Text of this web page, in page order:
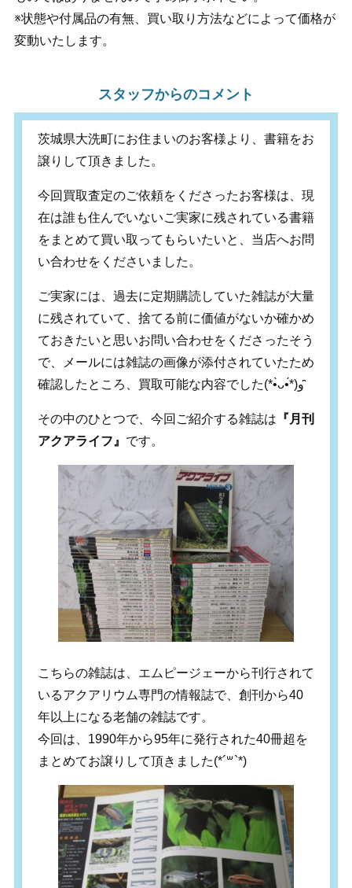
※状態や付属品の有無、買い取り方法などによって価格が
変動いたします。
スタッフからのコメント
茨城県大洗町にお住まいのお客様より、書籍をお
譲りして頂きました。
今回買取査定のご依頼をくださったお客様は、現
在は誰も住んでいないご実家に残されている書籍
をまとめて買い取ってもらいたいと、当店へお問
い合わせをくださいました。
ご実家には、過去に定期購読していた雑誌が大量
に残されていて、捨てる前に価値がないか確かめ
ておきたいと思いお問い合わせをくださったそう
で、メールには雑誌の画像が添付されていたため
確認したところ、買取可能な内容でした(*•̀ᴗ•́*)و ̑̑
その中のひとつで、今回ご紹介する雑誌は 『月刊
アクアライフ』 です。
こちらの雑誌は、エムピージェーから刊行されて
いるアクアリウム専門の情報誌で、創刊から40
年以上になる老舗の雑誌です。
今回は、1990年から95年に発行された40冊超を
まとめてお譲りして頂きました(*´꒳`*)